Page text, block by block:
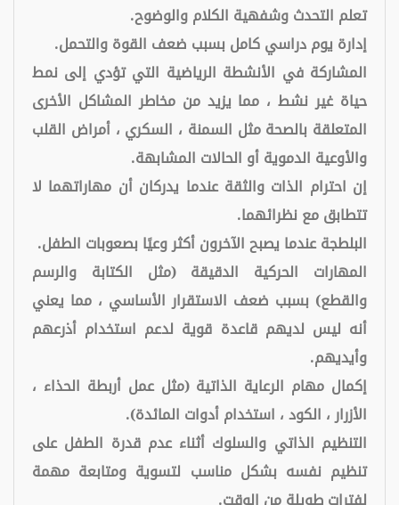
تعلم التحدث وشفهية الكلام والوضوح.
إدارة يوم دراسي كامل بسبب ضعف القوة والتحمل.
المشاركة في الأنشطة الرياضية التي تؤدي إلى نمط
حياة غير نشط ، مما يزيد من مخاطر المشاكل الأخرى
المتعلقة بالصحة مثل السمنة ، السكري ، أمراض القلب
والأوعية الدموية أو الحالات المشابهة.
إن احترام الذات والثقة عندما يدركان أن مهاراتهما لا
تتطابق مع نظرائهما.
البلطجة عندما يصبح الآخرون أكثر وعيًا بصعوبات الطفل.
المهارات الحركية الدقيقة (مثل الكتابة والرسم
والقطع) بسبب ضعف الاستقرار الأساسي ، مما يعني
أنه ليس لديهم قاعدة قوية لدعم استخدام أذرعهم
وأيديهم.
إكمال مهام الرعاية الذاتية (مثل عمل أربطة الحذاء ،
الأزرار ، الكود ، استخدام أدوات المائدة).
التنظيم الذاتي والسلوك أثناء عدم قدرة الطفل على
تنظيم نفسه بشكل مناسب لتسوية ومتابعة مهمة